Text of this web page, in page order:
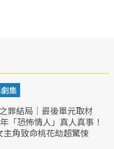
集
罪結局｜最後單元取材
「恐怖情人」真人真事！
主角致命桃花劫超驚悚